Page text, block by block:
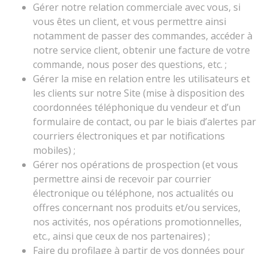
Gérer notre relation commerciale avec vous, si
vous êtes un client, et vous permettre ainsi
notamment de passer des commandes, accéder à
notre service client, obtenir une facture de votre
commande, nous poser des questions, etc. ;
Gérer la mise en relation entre les utilisateurs et
les clients sur notre Site (mise à disposition des
coordonnées téléphonique du vendeur et d’un
formulaire de contact, ou par le biais d’alertes par
courriers électroniques et par notifications
mobiles) ;
Gérer nos opérations de prospection (et vous
permettre ainsi de recevoir par courrier
électronique ou téléphone, nos actualités ou
offres concernant nos produits et/ou services,
nos activités, nos opérations promotionnelles,
etc., ainsi que ceux de nos partenaires) ;
Faire du profilage à partir de vos données pour